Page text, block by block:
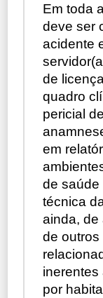
Em toda
deve ser
acidente
de
quadro
pericial
em
de saúde
técnica
ainda, de
de
por